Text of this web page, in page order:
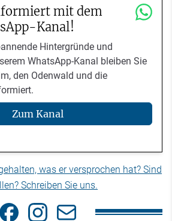
mit dem
Kanal!
Hintergründe und
WhatsApp-Kanal bleiben Sie
den Odenwald und die
Zum Kanal
was er versprochen hat? Sind
Schreiben Sie uns.